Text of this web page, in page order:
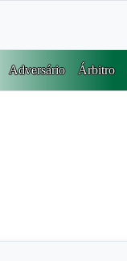
Adversário Árbitro